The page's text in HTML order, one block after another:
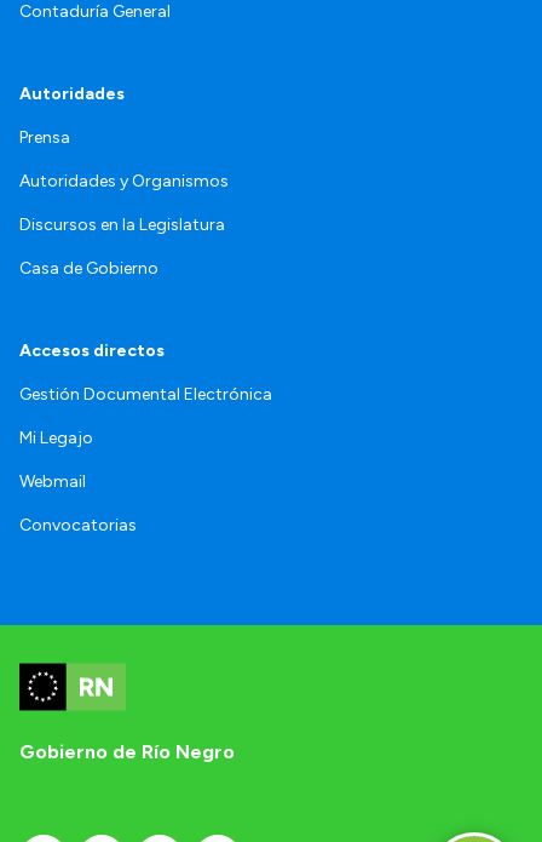
Contaduría General
Autoridades
Prensa
Autoridades y Organismos
Discursos en la Legislatura
Casa de Gobierno
Accesos directos
Gestión Documental Electrónica
Mi Legajo
Webmail
Convocatorias
Gobierno de Río Negro